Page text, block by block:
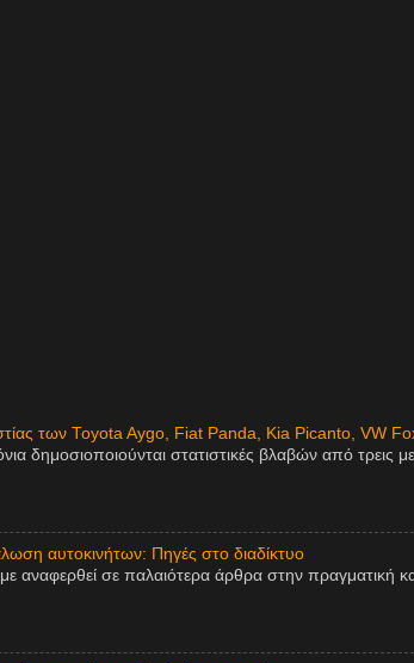
των Toyota Aygo, Fiat Panda, Kia Picanto, VW
δημοσιοποιούνται στατιστικές βλαβών από τρεις
αυτοκινήτων: Πηγές στο διαδίκτυο
αναφερθεί σε παλαιότερα άρθρα στην